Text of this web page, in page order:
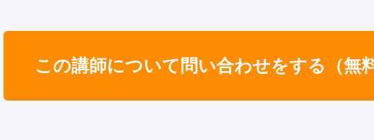
この講師について問い合わせをする （無